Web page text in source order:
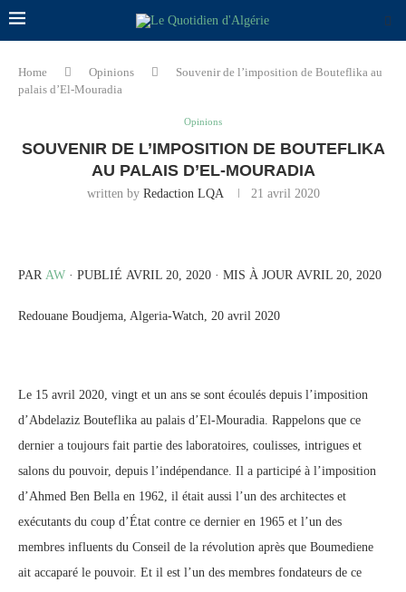
Home Opinions
Souvenir de l’imposition de Bouteflika au
palais d’El-Mouradia
Opinions
SOUVENIR DE L’IMPOSITION DE BOUTEFLIKA
AU PALAIS D’EL-MOURADIA
written by Redaction LQA 21 avril 2020
PAR AW · PUBLIÉ AVRIL 20, 2020 · MIS À JOUR AVRIL 20, 2020
Redouane Boudjema, Algeria-Watch, 20 avril 2020
Le 15 avril 2020, vingt et un ans se sont écoulés depuis l’imposition
d’Abdelaziz Bouteflika au palais d’El-Mouradia. Rappelons que ce
dernier a toujours fait partie des laboratoires, coulisses, intrigues et
salons du pouvoir, depuis l’indépendance. Il a participé à l’imposition
d’Ahmed Ben Bella en 1962, il était aussi l’un des architectes et
exécutants du coup d’État contre ce dernier en 1965 et l’un des
membres influents du Conseil de la révolution après que Boumediene
ait accaparé le pouvoir. Et il est l’un des membres fondateurs de ce